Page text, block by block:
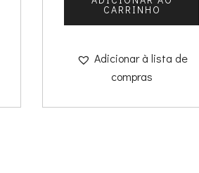
CARRINHO
Adicionar à lista de
compras